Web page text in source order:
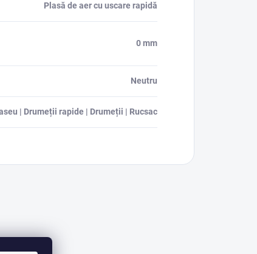
Plasă de aer cu uscare rapidă
0 mm
Neutru
| Drumeții rapide | Drumeții | Rucsac